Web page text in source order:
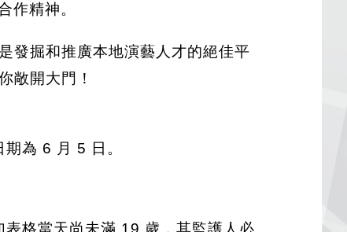
作精神。
發掘和推廣本地演藝人才的絕佳平
敞開大門！
為 6 月 5 日。
格當天尚未滿 19 歲，其監護人必